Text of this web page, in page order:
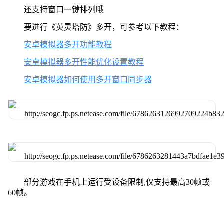
还支持窗口一键排列哦
要进行《英灵塔防》多开，可参考以下教程：
安卓模拟器多开功能教程
安卓模拟器多开性能优化设置教程
安卓模拟器如何使用多开窗口同步器
部分游戏在手机上运行受设备限制,仅支持最高30帧或
60帧。